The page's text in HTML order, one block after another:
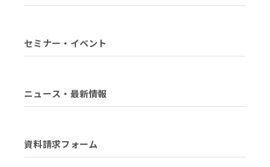
セミナー・イベント
ニュース・最新情報
資料請求フォーム